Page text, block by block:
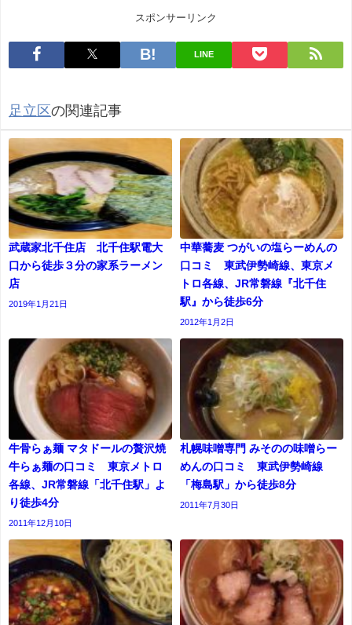
スポンサーリンク
LINE
足立区の関連記事
武蔵家北千住店 北千住駅電大
口から徒歩３分の家系ラーメン
店
2019年1月21日
中華蕎麦 つがいの塩らーめんの
口コミ 東武伊勢崎線、東京メ
トロ各線、JR常磐線『北千住
駅』から徒歩6分
2012年1月2日
牛骨らぁ麺 マタドールの贅沢焼
牛らぁ麺の口コミ 東京メトロ
各線、JR常磐線「北千住駅」よ
り徒歩4分
2011年12月10日
札幌味噌専門 みそのの味噌らー
めんの口コミ 東武伊勢崎線
「梅島駅」から徒歩8分
2011年7月30日